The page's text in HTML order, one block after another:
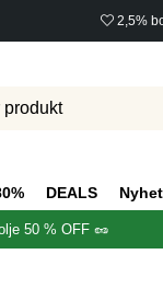
2,5%
DEALS
50 % OFF 🥜